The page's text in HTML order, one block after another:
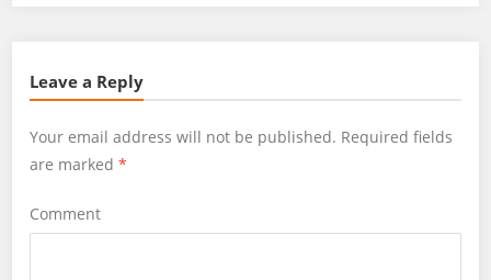
Leave a Reply
Your email address will not be published. Required fields
are marked*
Comment